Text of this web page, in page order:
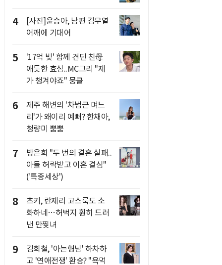
4
[사진]윤승아, 남편 김무열
어깨에 기대어
5
'17억 빚' 함께 견딘 친母
애틋한 효심..MC그리 "제
가 챙겨야죠" 뭉클
6
제주 해변의 '차범근 며느
리'가 왜이리 예뻐? 한채아,
청량미 뿜뿜
7
방은희 "두 번의 결혼 실패..
아들 허락받고 이혼 결심"
('특종세상')
8
츠키, 란제리 고스룩도 소
화하네…허벅지 훤히 드러
낸 만찢녀
9
김희철, '아는형님' 하차하
고 '연애전쟁' 환승? "욕먹